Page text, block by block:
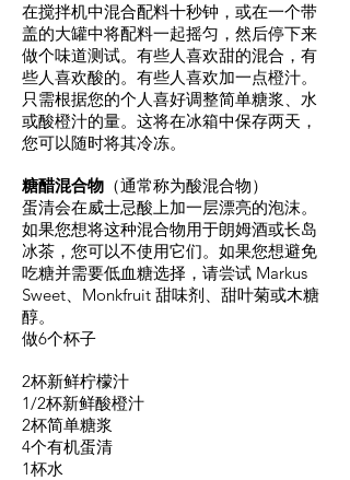
在搅拌机中混合配料十秒钟，或在一个带
盖的大罐中将配料一起摇匀，然后停下来
做个味道测试。有些人喜欢甜的混合，有
些人喜欢酸的。有些人喜欢加一点橙汁。
只需根据您的个人喜好调整简单糖浆、水
或酸橙汁的量。这将在冰箱中保存两天，
您可以随时将其冷冻。
糖醋混合物 （通常称为酸混合物）
蛋清会在威士忌酸上加一层漂亮的泡沫。
如果您想将这种混合物用于朗姆酒或长岛
冰茶，您可以不使用它们。如果您想避免
吃糖并需要低血糖选择，请尝试 Markus
Sweet、Monkfruit 甜味剂、甜叶菊或木糖
醇。
做6个杯子
2杯新鲜柠檬汁
1/2杯新鲜酸橙汁
2杯简单糖浆
4个有机蛋清
1杯水